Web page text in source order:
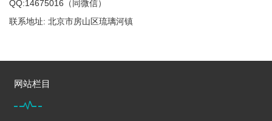
QQ:14675016（同微信）
联系地址: 北京市房山区琉璃河镇
网站栏目